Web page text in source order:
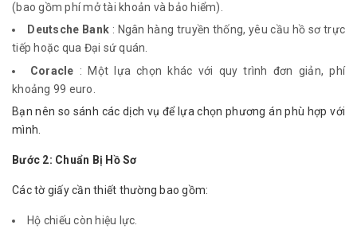
(bao gồm phí mở tài khoản và bảo hiểm).
Deutsche Bank : Ngân hàng truyền thống, yêu cầu hồ sơ trực
tiếp hoặc qua Đại sứ quán.
Coracle : Một lựa chọn khác với quy trình đơn giản, phí
khoảng 99 euro.
Bạn nên so sánh các dịch vụ để lựa chọn phương án phù hợp với
mình.
Bước 2: Chuẩn Bị Hồ Sơ
Các tờ giấy cần thiết thường bao gồm:
Hộ chiếu còn hiệu lực.